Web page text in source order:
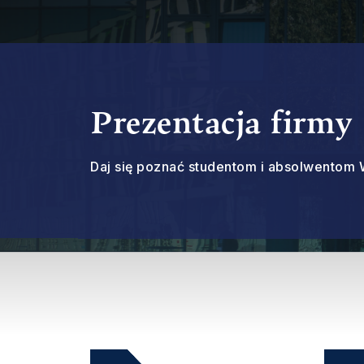
Prezentacja firmy
Daj się poznać studentom i absolwentom